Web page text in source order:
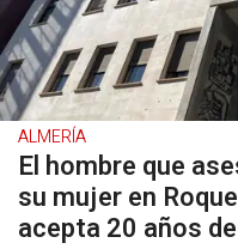
ALMERÍA
El hombre que
su mujer en
acepta 20 años